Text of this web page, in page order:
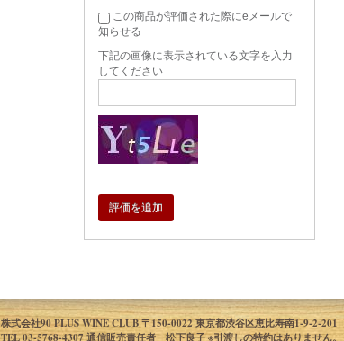
知らせる
下記の画像に表示されている文字を入力
してください
評価を追加
株式会社90 PLUS WINE CLUB 〒150-0022 東京都渋谷区恵比寿南1-9-2-201
TEL 03-5768-4307 通信販売責任者 松下良子 ※引渡しの特約はありません。